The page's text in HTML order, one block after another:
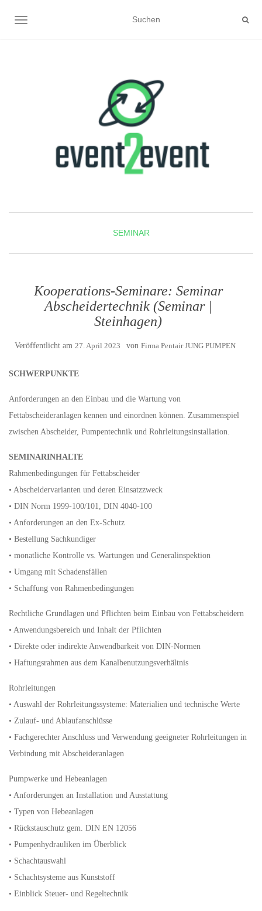
NAVIGATION UMSCHALTEN
SEMINAR
Kooperations-Seminare: Seminar
Abscheidertechnik (Seminar |
Steinhagen)
Veröffentlicht am 27. April 2023 von Firma Pentair JUNG PUMPEN
SCHWERPUNKTE
Anforderungen an den Einbau und die Wartung von
Fettabscheideranlagen kennen und einordnen können. Zusammenspiel
zwischen Abscheider, Pumpentechnik und Rohrleitungsinstallation.
SEMINARINHALTE
Rahmenbedingungen für Fettabscheider
• Abscheidervarianten und deren Einsatzzweck
• DIN Norm 1999-100/101, DIN 4040-100
• Anforderungen an den Ex-Schutz
• Bestellung Sachkundiger
• monatliche Kontrolle vs. Wartungen und Generalinspektion
• Umgang mit Schadensfällen
• Schaffung von Rahmenbedingungen
Rechtliche Grundlagen und Pflichten beim Einbau von Fettabscheidern
• Anwendungsbereich und Inhalt der Pflichten
• Direkte oder indirekte Anwendbarkeit von DIN-Normen
• Haftungsrahmen aus dem Kanalbenutzungsverhältnis
Rohrleitungen
• Auswahl der Rohrleitungssysteme: Materialien und technische Werte
• Zulauf- und Ablaufanschlüsse
• Fachgerechter Anschluss und Verwendung geeigneter Rohrleitungen in
Verbindung mit Abscheideranlagen
Pumpwerke und Hebeanlagen
• Anforderungen an Installation und Ausstattung
• Typen von Hebeanlagen
• Rückstauschutz gem. DIN EN 12056
• Pumpenhydrauliken im Überblick
• Schachtauswahl
• Schachtsysteme aus Kunststoff
• Einblick Steuer- und Regeltechnik